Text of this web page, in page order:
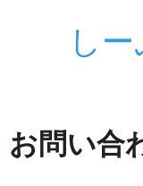
し
お問い合